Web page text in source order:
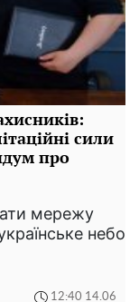
сили
про
мережу
небо
12:40 14.06